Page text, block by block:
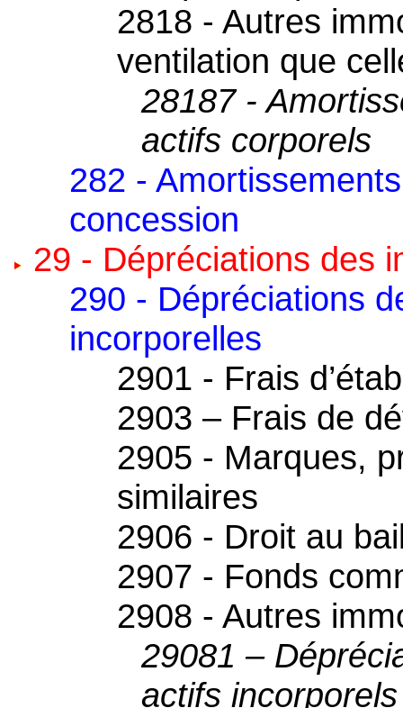
2818 - Autres
ventilation que
28187 -
actifs corporels
282 -
concession
29 - Dépréciations des
290 - Dépréciations
incorporelles
2901 - Frais
2903 – Frais de
2905 - Marques,
similaires
2906 - Droit au
2907 - Fonds
2908 - Autres
29081 –
actifs incorporels